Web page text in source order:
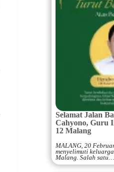
Selamat Jalan
Cahyono, Guru
12 Malang
MALANG, 20
menyelimuti
Malang. Salah satu…